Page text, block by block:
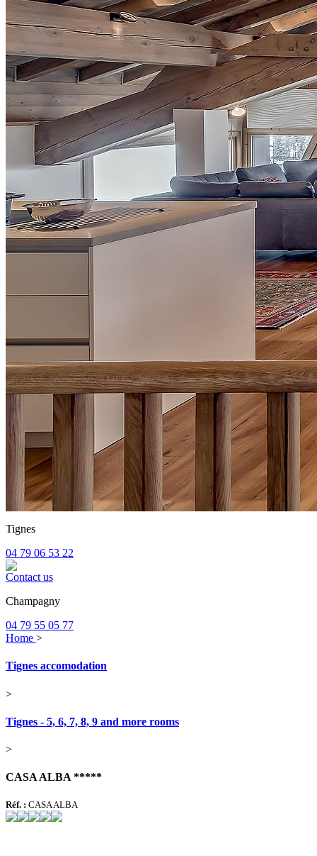
Tignes
04 79 06 53 22
Contact us
Champagny
04 79 55 05 77
Home >
Tignes accomodation
>
Tignes - 5, 6, 7, 8, 9 and more rooms
>
CASA ALBA *****
Réf. : CASA ALBA